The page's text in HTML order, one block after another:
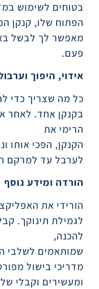
בטוחים לשימוש
הפתוח שלו, קנקן
מאפשר לך לבשל
פעם.
אידוי, היפוך
כל מה שצריך כדי
בקנקן אחד. לאחר
הרימי את
הקנקן, הפכי אותו
לערבל עד למרקם
הורדה ומידע נוסף
הורידי את
לגמילת תינוקך.
להכנה,
שמותאמים לשלבי
מדריכי בישול
ומעשירים וקבלי